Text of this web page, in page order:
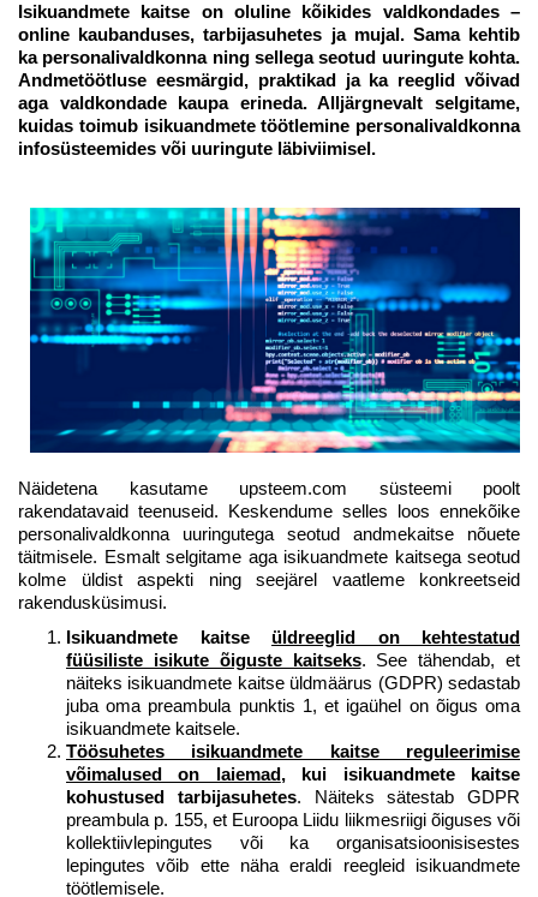
Isikuandmete kaitse on oluline kõikides valdkondades –
online kaubanduses, tarbijasuhetes ja mujal. Sama kehtib
ka personalivaldkonna ning sellega seotud uuringute kohta.
Andmetöötluse eesmärgid, praktikad ja ka reeglid võivad
aga valdkondade kaupa erineda. Alljärgnevalt selgitame,
kuidas toimub isikuandmete töötlemine personalivaldkonna
infosüsteemides või uuringute läbiviimisel.
Näidetena kasutame upsteem.com süsteemi poolt
rakendatavaid teenuseid. Keskendume selles loos ennekõike
personalivaldkonna uuringutega seotud andmekaitse nõuete
täitmisele. Esmalt selgitame aga isikuandmete kaitsega seotud
kolme üldist aspekti ning seejärel vaatleme konkreetseid
rakendusküsimusi.
Isikuandmete kaitse üldreeglid on kehtestatud
füüsiliste isikute õiguste kaitseks. See tähendab, et
näiteks isikuandmete kaitse üldmäärus (GDPR) sedastab
juba oma preambula punktis 1, et igaühel on õigus oma
isikuandmete kaitsele.
Töösuhetes isikuandmete kaitse reguleerimise
võimalused on laiemad, kui isikuandmete kaitse
kohustused tarbijasuhetes. Näiteks sätestab GDPR
preambula p. 155, et Euroopa Liidu liikmesriigi õiguses või
kollektiivlepingutes või ka organisatsioonisisestes
lepingutes võib ette näha eraldi reegleid isikuandmete
töötlemisele.